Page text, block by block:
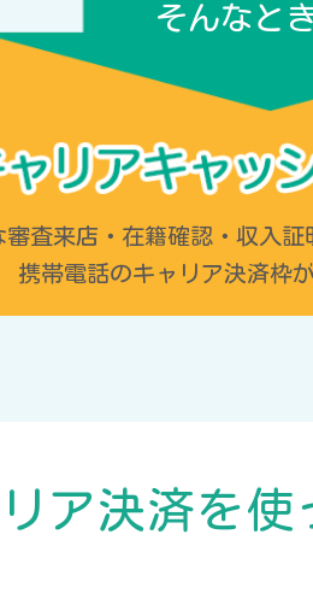
そんなと
審査来店・在籍確認・収入証
携帯電話のキャリア決済枠
ア決済を使